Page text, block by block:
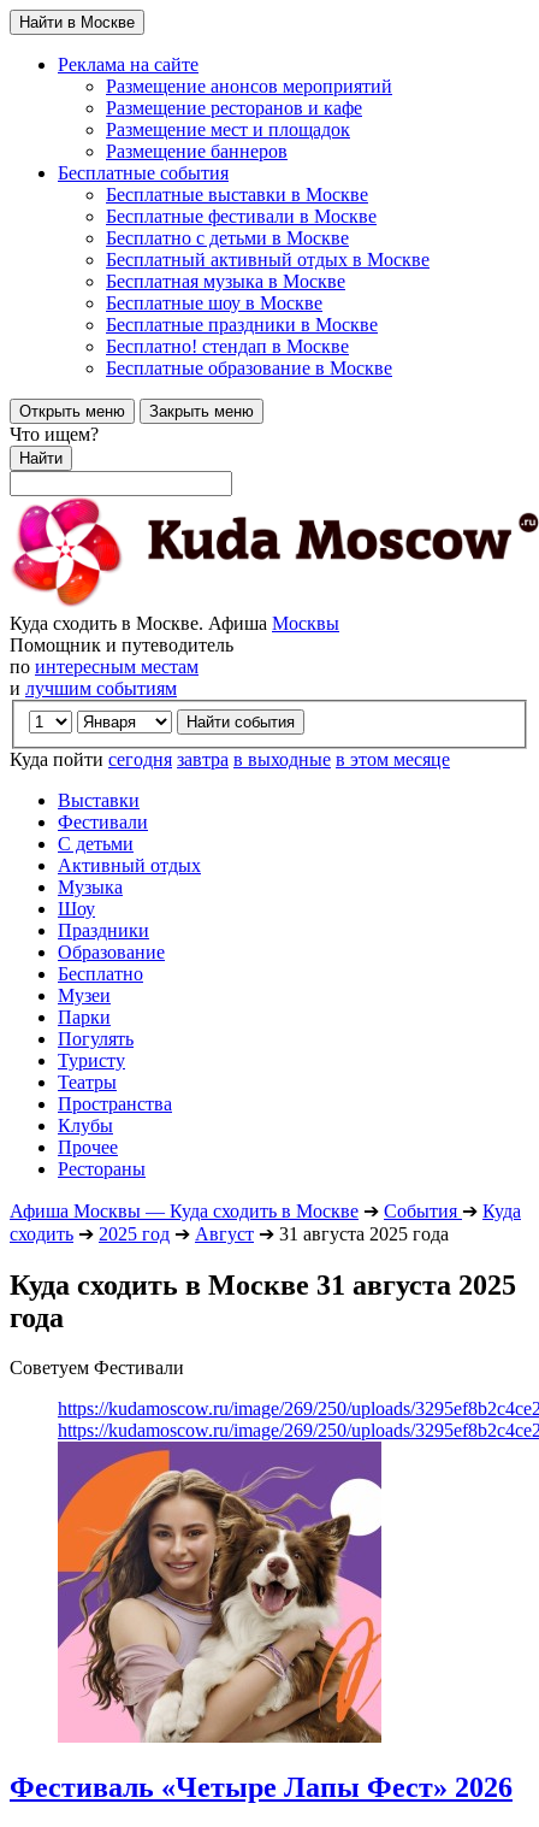
Найти в Москве
Реклама на сайте
Размещение анонсов мероприятий
Размещение ресторанов и кафе
Размещение мест и площадок
Размещение баннеров
Бесплатные события
Бесплатные выставки в Москве
Бесплатные фестивали в Москве
Бесплатно с детьми в Москве
Бесплатный активный отдых в Москве
Бесплатная музыка в Москве
Бесплатные шоу в Москве
Бесплатные праздники в Москве
Бесплатно! стендап в Москве
Бесплатные образование в Москве
Открыть меню Закрыть меню
Что ищем?
Найти
Куда сходить в Москве. Афиша Москвы
Помощник и путеводитель
по интересным местам
и лучшим событиям
Куда пойти сегодня завтра в выходные в этом месяце
Выставки
Фестивали
С детьми
Активный отдых
Музыка
Шоу
Праздники
Образование
Бесплатно
Музеи
Парки
Погулять
Туристу
Театры
Пространства
Клубы
Прочее
Рестораны
Афиша Москвы — Куда сходить в Москве ➔ События ➔ Куда
сходить ➔ 2025 год ➔ Август ➔ 31 августа 2025 года
Куда сходить в Москве 31 августа 2025
года
Советуем Фестивали
https://kudamoscow.ru/image/269/250/uploads/
https://kudamoscow.ru/image/269/250/uploads/
Фестиваль «Четыре Лапы Фест» 2026